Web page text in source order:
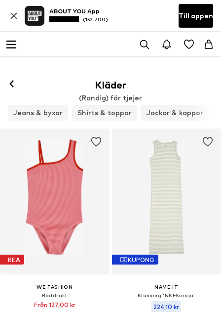
ABOUT YOU App
(152 700) Till appen
Kläder
(Randig) för tjejer
Jeans & byxor
Shirts & toppar Jackor & kappor
REA
WE FASHION
Baddräkt
Från 127,00 kr
KUPONG
NAME IT
Klänning 'NKFSuraja'
224,10 kr